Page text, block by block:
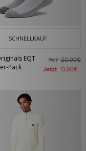
SCHNELLKAUF
EQT
Pack
War20,00€
Jetzt 13,00€